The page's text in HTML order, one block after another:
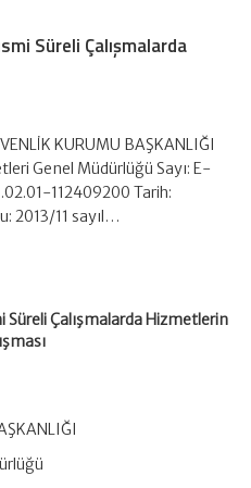
Süreli Çalışmalarda
KURUMU BAŞKANLIĞI
Genel Müdürlüğü Sayı: E-
112409200 Tarih:
2013/11 sayıl…
Süreli Çalışmalarda Hizmetlerin